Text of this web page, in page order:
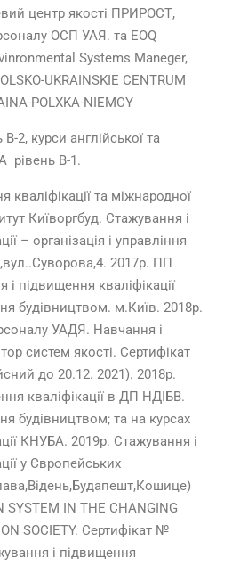
центр якості ПРИРОСТ,
ОСП УАЯ. та ЕОQ
Systems Maneger,
UKRAINSKIE CENTRUM
POLXKA-NIEMCY
2, курси англійської та
рівень В-1.
та міжнародної
Київоргбуд. Стажування і
– організація і управління
2017р. ПП
підвищення кваліфікації
будівництвом. м.Київ. 2018р.
УАДЯ. Навчання і
систем якості. Сертифікат
до 20.12. 2021). 2018р.
кваліфікації в ДП НДІБВ.
будівництвом; та на курсах
КНУБА. 2019р. Стажування і
у Європейських
SYSTEM IN THE CHANGING
SOCIETY. Сертифікат №
і підвищення